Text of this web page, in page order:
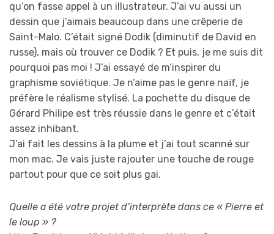
qu’on fasse appel à un illustrateur. J’ai vu aussi un
dessin que j’aimais beaucoup dans une crêperie de
Saint-Malo. C’était signé Dodik (diminutif de David en
russe), mais où trouver ce Dodik ? Et puis, je me suis dit
pourquoi pas moi ! J’ai essayé de m’inspirer du
graphisme soviétique. Je n’aime pas le genre naïf, je
préfère le réalisme stylisé. La pochette du disque de
Gérard Philipe est très réussie dans le genre et c’était
assez inhibant.
J’ai fait les dessins à la plume et j’ai tout scanné sur
mon mac. Je vais juste rajouter une touche de rouge
partout pour que ce soit plus gai.
Quelle a été votre projet d’interprète dans ce « Pierre et
le loup » ?